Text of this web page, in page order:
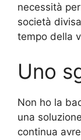
necessità
società
tempo della
Uno
Non ho la
una
continua